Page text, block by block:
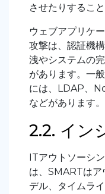
させたりするこ
ウェブアプリケ
攻撃は、認証機
洩やシステムの
があります。一
には、LDAP、
などがあります。
2.2. イン
ITアウトソーシ
は、SMARTはア
デル、タイムラ